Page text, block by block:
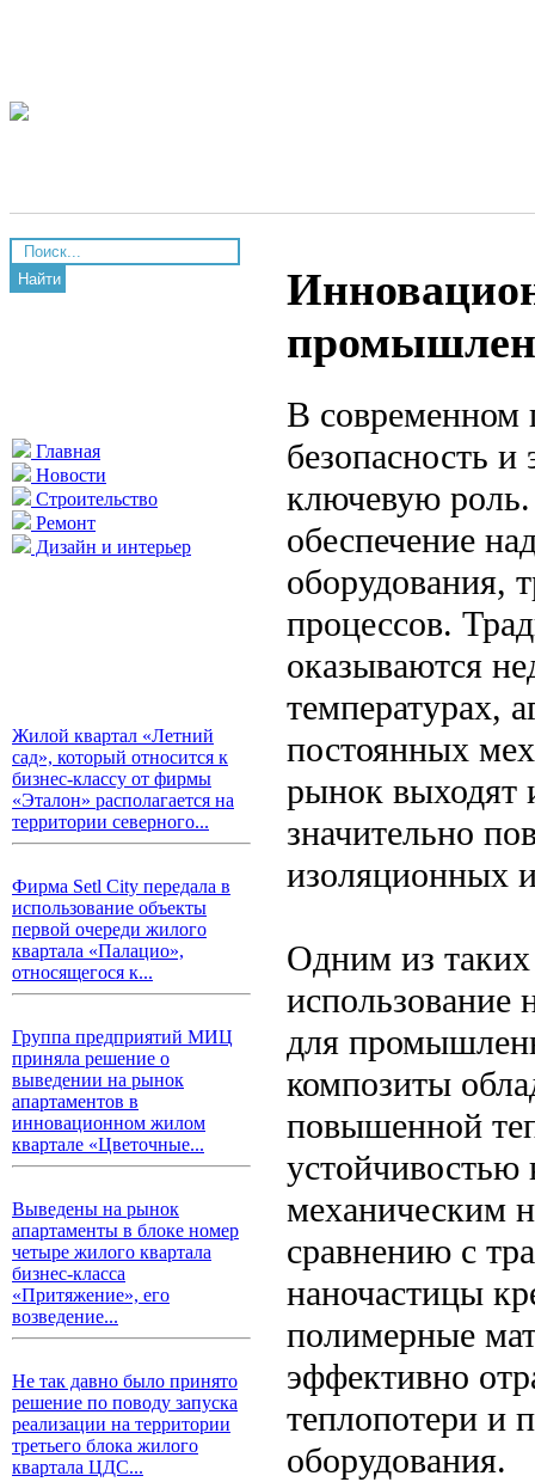
Найти
Главная
Новости
Строительство
Ремонт
Дизайн и интерьер
Жилой квартал «Летний
сад», который относится к
бизнес-классу от фирмы
«Эталон» располагается на
территории северного...
Фирма Setl City передала в
использование объекты
первой очереди жилого
квартала «Палацио»,
относящегося к...
Группа предприятий МИЦ
приняла решение о
выведении на рынок
апартаментов в
инновационном жилом
квартале «Цветочные...
Выведены на рынок
апартаменты в блоке номер
четыре жилого квартала
бизнес-класса
«Притяжение», его
возведение...
Не так давно было принято
решение по поводу запуска
реализации на территории
третьего блока жилого
квартала ЦДС...
В современном
безопасность и
ключевую
обеспечение
оборудования,
процессов.
оказываются
температурах,
постоянных
рынок выходят
значительно
изоляционных
Одним из
использование
для
композиты
повышенной
устойчивостью
механическим
сравнению с
наночастицы
полимерные
эффективно
теплопотери и
оборудования.